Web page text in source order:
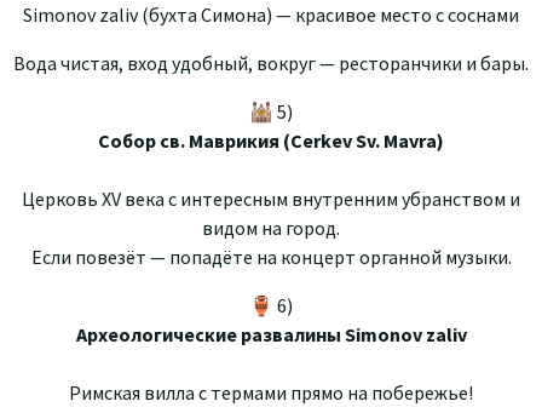
Simonov zaliv (бухта Симона) — красивое место с соснами
Вода чистая, вход удобный, вокруг — ресторанчики и бары.
🕍 5)
Собор св. Маврикия (Cerkev Sv. Mavra)
Церковь XV века с интересным внутренним убранством и
видом на город.
Если повезёт — попадёте на концерт органной музыки.
🏺 6)
Археологические развалины Simonov zaliv
Римская вилла с термами прямо на побережье!